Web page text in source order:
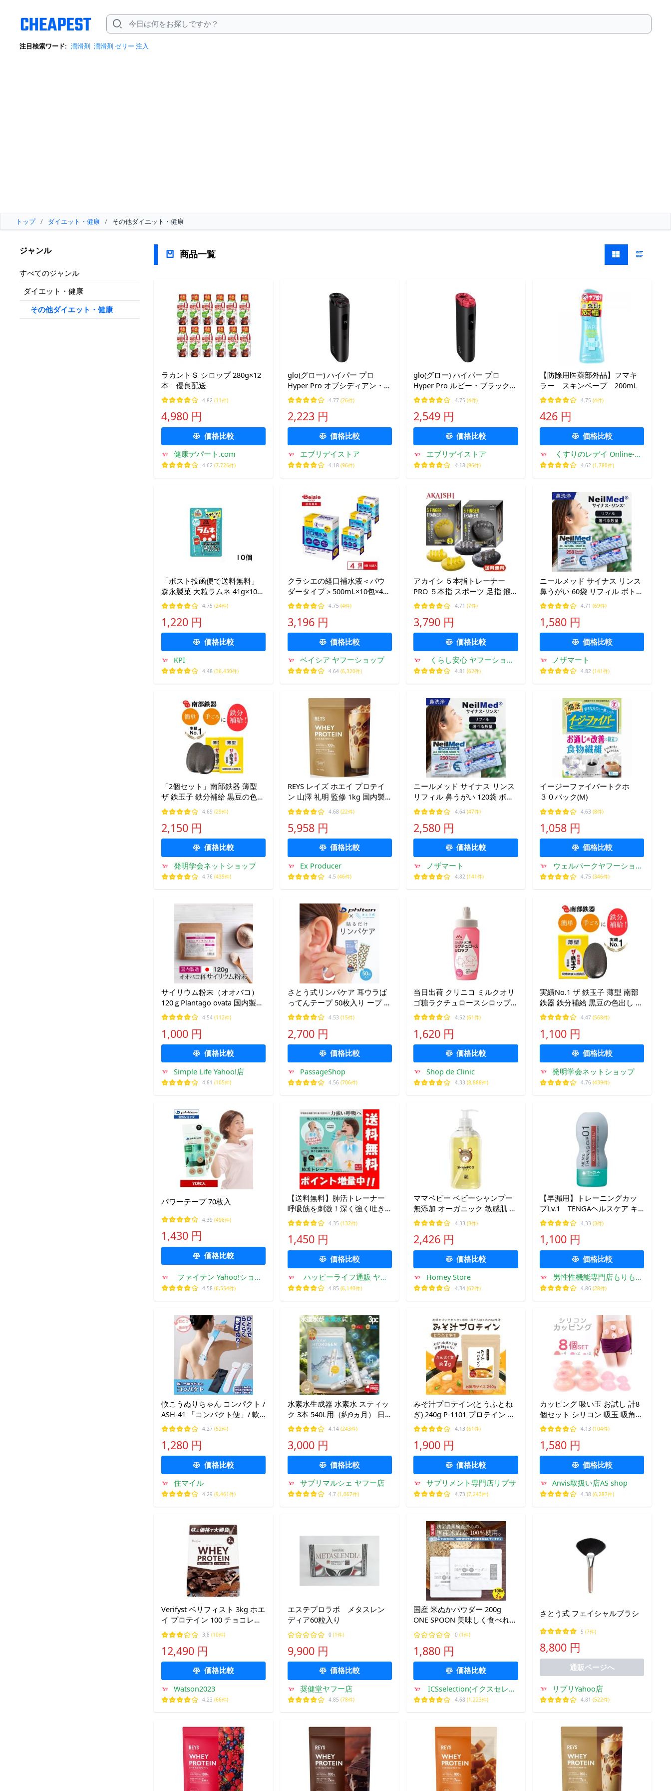
注目検索ワード: 潤滑剤 潤滑剤 ゼリー 注入
トップ / ダイエット・健康 / その他ダイエット・健康
ジャンル
すべてのジャンル
ダイエット・健康
その他ダイエット・健康
商品一覧
ラカントＳ シロップ 280g×12
本 優良配送
4.82 (11件)
4,980 円
価格比較
健康デパート.com
4.62 (7,726件)
glo(グロー) ハイパー プロ
Hyper Pro オブシディアン・ブ
ラック 加熱式タバコ
4.77 (26件)
2,223 円
価格比較
エブリデイストア
4.18 (96件)
glo(グロー) ハイパー プロ
Hyper Pro ルビー・ブラック
加熱式タバコ 電子タバ
4.75 (4件)
2,549 円
価格比較
エブリデイストア
4.18 (96件)
【防除用医薬部外品】フマキ
ラー スキンベープ 200mL
4.75 (4件)
426 円
価格比較
くすりのレデイ Online-Y-
store
4.62 (1,780件)
「ポスト投函便で送料無料」
森永製菓 大粒ラムネ 41g×10個
049877
4.75 (24件)
1,220 円
価格比較
KPI
4.48 (36,430件)
クラシエの経口補水液＜パウ
ダータイプ＞500mL×10包×4箱
| 経口補水液 パウダー クラシ
エ 500ml 10包 熱中症対策 スポ
ーツ 脱水 水分補給
4.75 (4件)
3,196 円
価格比較
ベイシア ヤフーショップ
4.64(6,320件)
アカイシ ５本指トレーナー
PRO ５本指 スポーツ 足指 鍛
える トレーニンググッズ 津越
智雄 監修 M L ブラック イエロ
ー 送料無料
4.71 (7件)
3,790 円
価格比較
くらし安心 ヤフーショッ
ピング店
4.81 (62件)
ニールメッド サイナス リンス
鼻うがい 60袋 リフィル ボトル
なし NEILMED 鼻洗浄 鼻洗浄
液 花粉 ウィルス対策 アレルギ
ー 鼻炎 個包装 大容量 詰め替
え
4.71 (69件)
1,580 円
価格比較
ノザマート
4.82 (141件)
「2個セット」南部鉄器 薄型
ザ 鉄玉子 鉄分補給 黒豆の色出
し 鉄卵 鉄たまご 貧血 正規品
3/21 NHK「所さん！事件です
よ」で紹介されました！
4.69 (29件)
2,150 円
価格比較
発明学会ネットショップ
4.76 (439件)
REYS レイズ ホエイ プロテイ
ン 山澤 礼明 監修 1kg 国内製
造 ビタミン7種配合 WPCプロ
テイン ぷろていん ホエイプロ
テイン カフェオレ
4.68 (22件)
5,958 円
価格比較
Ex Producer
4.5 (46件)
ニールメッド サイナス リンス
リフィル 鼻うがい 120袋 ボト
ルなし NEILMED 鼻洗浄 鼻洗
浄液 花粉 ウィルス対策 アレル
ギー 鼻炎 個包装 大容量 詰め
替え
4.64(47件)
2,580 円
価格比較
ノザマート
4.82 (141件)
イージーファイバートクホ
３０パック(M)
4.63 (8件)
1,058 円
価格比較
ウェルパークヤフーショッ
ピング店
4.75 (346件)
サイリウム粉末（オオバコ）
120ｇPlantago ovata 国内製造
送料無料 植物性食物繊維 サイ
リウムハスク
4.54 (112件)
1,000 円
価格比較
Simple Life Yahoo!店
4.81 (105件)
さとう式リンパケア 耳ウラば
ってんテープ 50枚入り ープ シ
ール リンパケア 美容 フェイス
ライン むくみ対策 デスクワー
ク 首こり メール便無料
（DM2）
4.53 (15件)
2,700 円
価格比較
PassageShop
4.56 (706件)
当日出荷 クリニコ ミルクオリ
ゴ糖ラクチュロースシロップ
500g
4.52 (61件)
1,620 円
価格比較
Shop de Clinic
4.33 (8,888件)
実績No.1 ザ 鉄玉子 薄型 南部
鉄器 鉄分補給 黒豆の色出し 鉄
卵 鉄たまご 貧血 正規品 3/21
NHK「所さん！事件ですよ」
で紹介されました
4.47 (568件)
1,100 円
価格比較
発明学会ネットショップ
4.76 (439件)
パワーテープ 70枚入
4.39 (496件)
1,430 円
価格比較
ファイテン Yahoo!ショッ
プ
4.58 (6,554件)
【送料無料】肺活トレーナー
呼吸筋を刺激！深く強く吐き
出して力強い呼吸を♪ 呼吸筋
トレーニング 器具 肺呼吸 肺
鍛える むせやすい 飲み込み 改
善
4.35 (132件)
1,450 円
価格比較
ハッピーライフ通販 ヤフ
ー店
4.85 (6,140件)
ママベビー ベビーシャンプー
無添加 オーガニック 敏感肌 ノ
ンシリコン 親子で
4.33 (3件)
2,426 円
価格比較
Homey Store
4.34(62件)
【早漏用】トレーニングカッ
プLv.1 TENGAヘルスケア キ
ープトレーニング 敏感で早い
方のトレーニングに 単品1個
4.33 (3件)
1,100 円
価格比較
男性性機能専門店もりもの
薬箱
4.86 (28件)
軟こうぬりちゃん コンパクト /
ASH-41 「コンパクト便」/ 軟
膏 軟こう ぬりちゃん
4.27 (52件)
1,280 円
価格比較
住マイル
4.29 (9,461件)
水素水生成器 水素水 スティッ
ク 3本 540L用（約9ヵ月） 日
本製 特許 送料無料 エイジング
ケア 健康 ダイエット 国産 爆
買
4.14(243件)
3,000 円
価格比較
サプリマルシェ ヤフー店
4.7 (1,067件)
みそ汁プロテイン(とうふとね
ぎ) 240g P-1101 プロテイン み
そ汁 味噌汁 たんぱく質 大容量
4.13 (61件)
1,900 円
価格比較
サプリメント専門店リプサ
4.73 (7,243件)
カッピング 吸い玉 お試し 計8
個セット シリコン 吸玉 吸角
ツボ刺激 エステ マッサージ
4.13 (104件)
1,580 円
価格比較
Anvis取扱い店AS shop
4.38 (6,287件)
Verifyst ベリフィスト 3kg ホエ
イ プロテイン 100 チョコレー
ト風味 国内製造 大容量 ぷろて
いん
3.8 (10件)
12,490 円
価格比較
Watson2023
4.23 (66件)
エステプロラボ メタスレン
ディア60粒入り
0 (1件)
9,900 円
価格比較
奨健堂ヤフー店
4.85 (78件)
国産 米ぬかパウダー 200g
ONE SPOON 美味しく食べれる
国産米ぬかパウダー 食べる米
ぬか 国産米ぬか100％ 無添加
残留農薬検査済み 食物繊維
ICSselection
0 (1件)
1,880 円
価格比較
ICSselection(イクスセレク
ション)
4.68 (1,223件)
さとう式 フェイシャルブラシ
5 (7件)
8,800 円
通販ページへ
リプリYahoo店
4.81 (522件)